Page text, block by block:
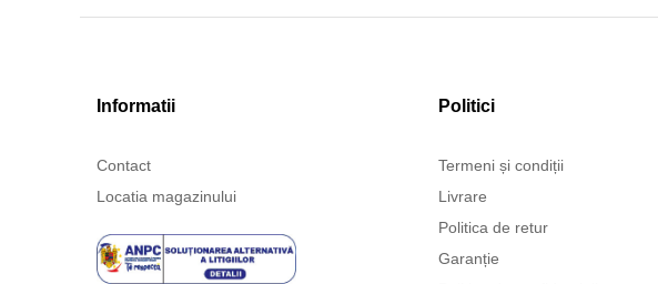
Informatii
Contact
Locatia magazinului
Politici
Termeni și condiții
Livrare
Politica de retur
Garanție